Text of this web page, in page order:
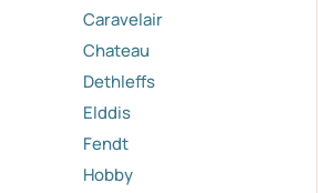
Caravelair
Chateau
Dethleffs
Elddis
Fendt
Hobby